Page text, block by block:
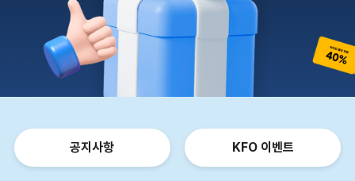
공지사항 KFO 이벤트